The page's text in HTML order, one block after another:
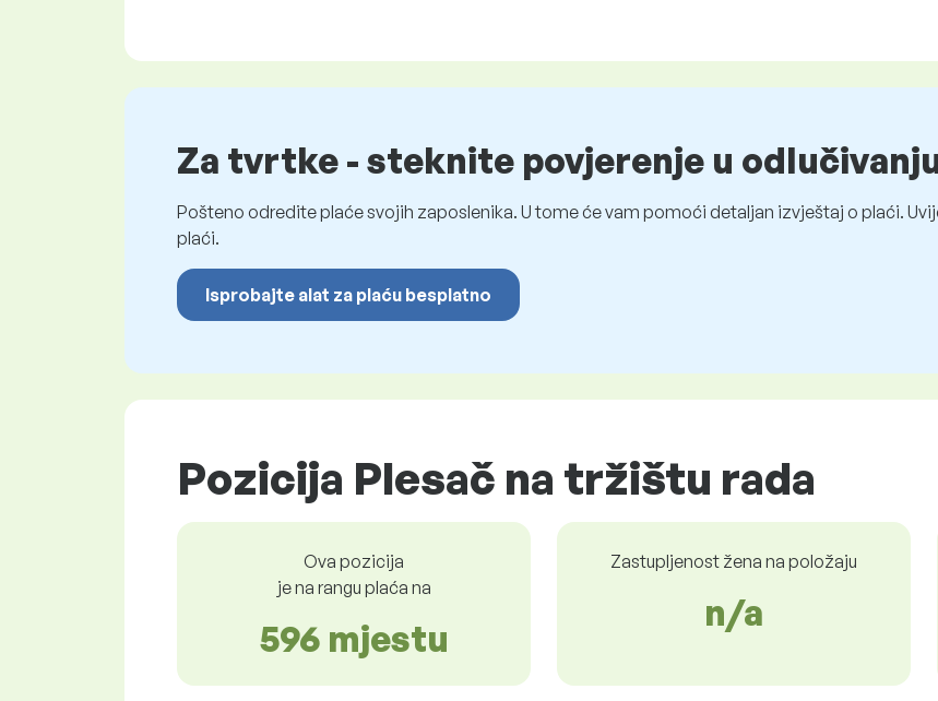
Za tvrtke - steknite povjerenje u
Pošteno odredite plaće svojih zaposlenika. U tome će vam pomoći detaljan izvještaj o plaći.
plaći.
Isprobajte alat za plaću besplatno
Pozicija Plesač na tržištu rada
Ova pozicija
je na rangu plaća na
596 mjestu
Zastupljenost žena na položaju
n/a